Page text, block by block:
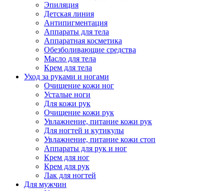
Эпиляция
Детская линия
Антипигментация
Аппараты для тела
Аппаратная косметика
Обезболивающие средства
Масло для тела
Крем для тела
Уход за руками и ногами
Очищение кожи ног
Усталые ноги
Для кожи рук
Очищение кожи рук
Увлажнение, питание кожи рук
Для ногтей и кутикулы
Увлажнение, питание кожи стоп
Аппараты для рук и ног
Крем для ног
Крем для рук
Лак для ногтей
Для мужчин